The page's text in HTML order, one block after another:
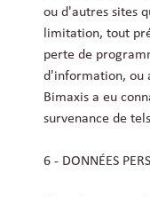
ou d'autres sites
limitation, tout
perte de
d'information, ou
Bimaxis a eu
survenance de
6 - DONNÉES